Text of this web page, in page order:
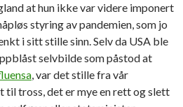
at hun ikke var videre imponert
styring av pandemien, som jo
i sitt stille sinn. Selv da USA ble
selvbilde som påstod at
, var det stille fra vår
tross, det er mye en rett og slett